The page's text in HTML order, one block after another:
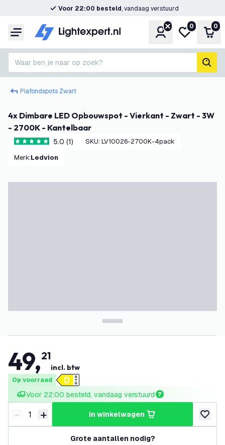
Voor 22:00 besteld, vandaag verstuurd
Menu Account
Mijn
0 0
Waar ben je naar op zoek?
Plafondspots Zwart
4x Dimbare LED Opbouwspot - Vierkant - Zwart - 3W
- 2700K - Kantelbaar
5 score sterren5.0 (1) SKU: LV10026-2700K-4pack
Merk: Ledvion
49,21
incl. btw
Op voorraad
Voor 22:00 besteld, vandaag verstuurd
Verminder hoeveelheid
- Verhoog hoeveelheid
+ in winkelwagen
Grote aantallen nodig?